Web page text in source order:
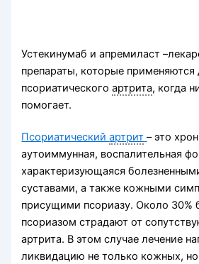
Устекинумаб и апремиласт
препараты, которые применяются
псориатическогоартрита, когда
помогает.
Псориатическийартрит – это
аутоиммунная, воспалительная
характеризующаяся
суставами, а также кожными
присущими псориазу. Около 30%
псориазом страдают от
артрита. В этом случае лечение
ликвидацию не только кожных,